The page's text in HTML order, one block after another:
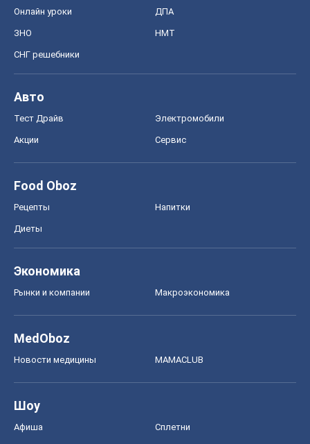
Онлайн уроки ДПА
ЗНО НМТ
СНГ решебники
Авто
Тест Драйв Электромобили
Акции Сервис
Food Oboz
Рецепты Напитки
Диеты
Экономика
Рынки и компании Mакроэкономика
MedOboz
Новости медицины MAMACLUB
Шоу
Афиша Сплетни